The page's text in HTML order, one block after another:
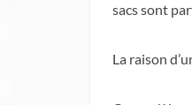
sacs sont
La raison